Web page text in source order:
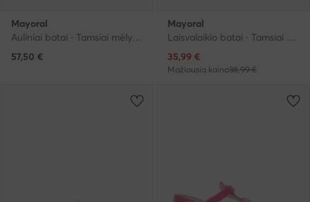
Mayoral
Auliniai batai · Tamsiai mėlyna
57,50 €
Mayoral
Laisvalaikio batai · Tamsiai mėlyna
Dabartinė kaina
35,99 €
Mažiausia kaina38,99 €